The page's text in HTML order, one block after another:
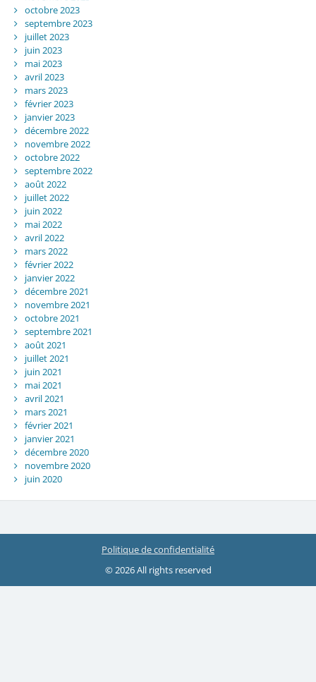
octobre 2023
septembre 2023
juillet 2023
juin 2023
mai 2023
avril 2023
mars 2023
février 2023
janvier 2023
décembre 2022
novembre 2022
octobre 2022
septembre 2022
août 2022
juillet 2022
juin 2022
mai 2022
avril 2022
mars 2022
février 2022
janvier 2022
décembre 2021
novembre 2021
octobre 2021
septembre 2021
août 2021
juillet 2021
juin 2021
mai 2021
avril 2021
mars 2021
février 2021
janvier 2021
décembre 2020
novembre 2020
juin 2020
Politique de confidentialité
© 2026 All rights reserved